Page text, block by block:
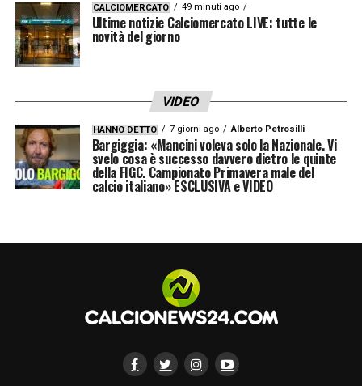
CALCIOMERCATO 49 minuti ago
Ultime notizie Calciomercato LIVE: tutte le
novità del giorno
VIDEO
HANNO DETTO 7 giorni ago Alberto Petrosilli
Bargiggia: «Mancini voleva solo la Nazionale. Vi
svelo cosa è successo davvero dietro le quinte
della FIGC. Campionato Primavera male del
calcio italiano» ESCLUSIVA e VIDEO